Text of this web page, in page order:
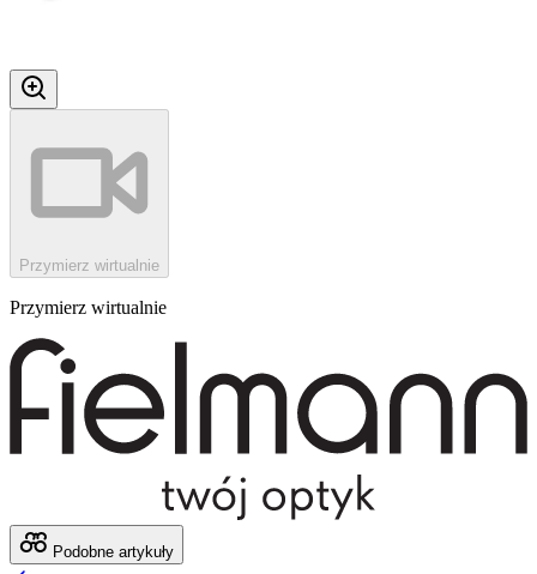
Przymierz wirtualnie
Przymierz wirtualnie
Podobne artykuły